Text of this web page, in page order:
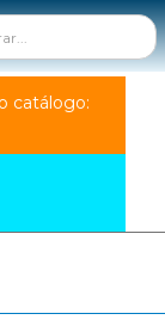
catálogo: